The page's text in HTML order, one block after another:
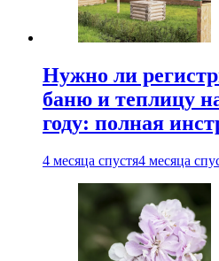
Нужно ли
баню и теплицу
году: полная
4 месяца спустя4 месяца